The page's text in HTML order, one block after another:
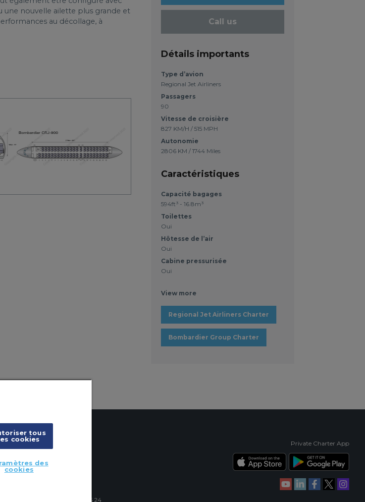
une nouvelle ailette plus grande et
au décollage, à
Call us
Détails importants
Type d’avion
Regional Jet Airliners
Passagers
90
Vitesse de croisière
827 KM/H / 515 MPH
Autonomie
2806 KM / 1744 Miles
Caractéristiques
Capacité bagages
594ft³ - 16.8m³
Toilettes
Oui
Hôtesse de l’air
Oui
Cabine pressurisée
Oui
View more
Regional Jet Airliners Charter
Bombardier Group Charter
Private Charter App
Belgium | +32 2 886 15 24
tous
cookies
des
cookies